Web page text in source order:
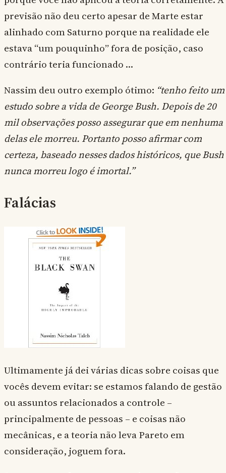
previsão não deu certo apesar de Marte estar
alinhado com Saturno porque na realidade ele
estava “um pouquinho” fora de posição, caso
contrário teria funcionado …
Nassim deu outro exemplo ótimo: “tenho feito um
estudo sobre a vida de George Bush. Depois de 20
mil observações posso assegurar que em nenhuma
delas ele morreu. Portanto posso afirmar com
certeza, baseado nesses dados históricos, que Bush
nunca morreu logo é imortal.”
Falácias
Ultimamente já dei várias dicas sobre coisas que
vocês devem evitar: se estamos falando de gestão
ou assuntos relacionados a controle –
principalmente de pessoas – e coisas não
mecânicas, e a teoria não leva Pareto em
consideração, joguem fora.